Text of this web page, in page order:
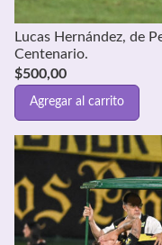
Lucas Hernández, de
Centenario.
$500,00
Agregar al carrito